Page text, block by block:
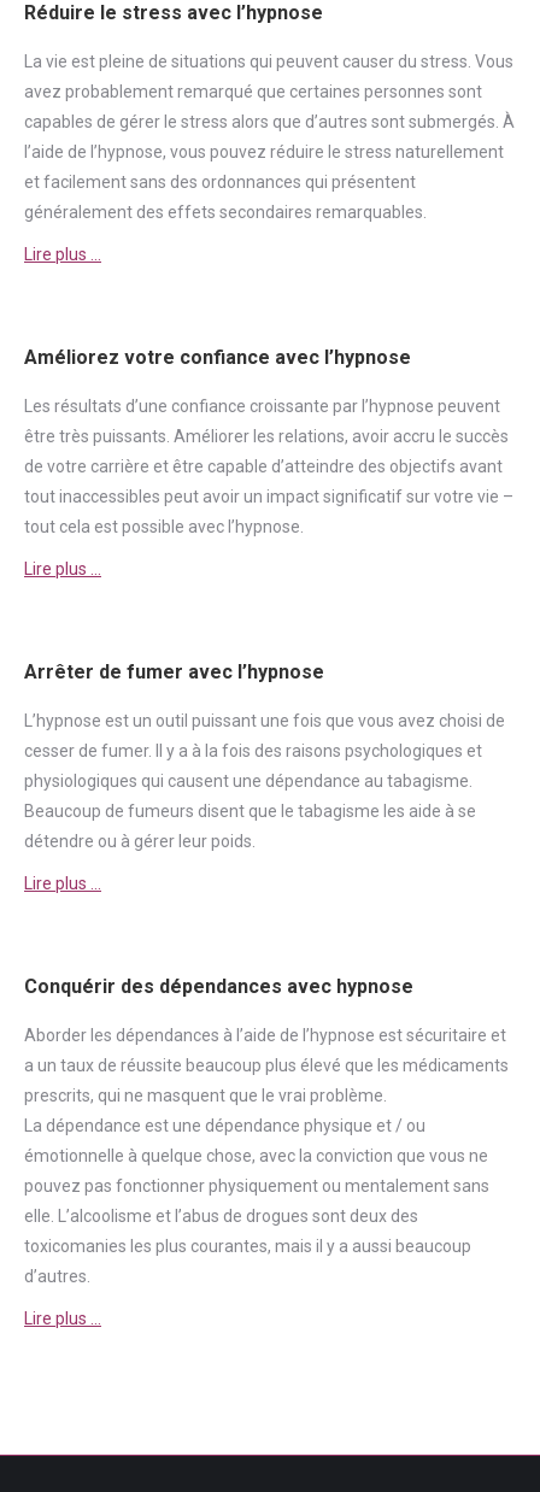
Réduire le stress avec l’hypnose
La vie est pleine de situations qui peuvent causer du stress . Vous
avez probablement remarqué que certaines personnes sont
capables de gérer le stress alors que d’autres sont submergés. À
l’aide de l’hypnose, vous pouvez réduire le stress naturellement
et facilement sans des ordonnances qui présentent
généralement des effets secondaires remarquables.
Lire plus …
Améliorez votre confiance avec l’hypnose
Les résultats d’une confiance croissante par l’hypnose peuvent
être très puissants. Améliorer les relations, avoir accru le succès
de votre carrière et être capable d’atteindre des objectifs avant
tout inaccessibles peut avoir un impact significatif sur votre vie –
tout cela est possible avec l’hypnose.
Lire plus …
Arrêter de fumer avec l’hypnose
L’hypnose est un outil puissant une fois que vous avez choisi de
cesser de fumer. Il y a à la fois des raisons psychologiques et
physiologiques qui causent une dépendance au tabagisme.
Beaucoup de fumeurs disent que le tabagisme les aide à se
détendre ou à gérer leur poids.
Lire plus …
Conquérir des dépendances avec hypnose
Aborder les dépendances à l’aide de l’hypnose est sécuritaire et
a un taux de réussite beaucoup plus élevé que les médicaments
prescrits, qui ne masquent que le vrai problème.
La dépendance est une dépendance physique et / ou
émotionnelle à quelque chose, avec la conviction que vous ne
pouvez pas fonctionner physiquement ou mentalement sans
elle. L’alcoolisme et l’abus de drogues sont deux des
toxicomanies les plus courantes, mais il y a aussi beaucoup
d’autres.
Lire plus …